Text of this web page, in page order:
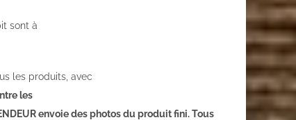
sont à
les produits, avec
les
envoie des photos du produit fini. Tous